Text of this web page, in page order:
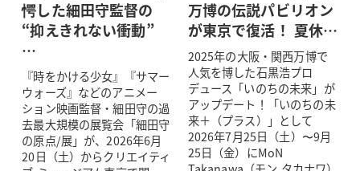
愕した細田守監督の
“抑えきれない衝動”
…
『時をかける少女』『サマー
ウォーズ』などのアニメー
ション映画監督・細田守の過
去最大規模の展覧会「細田守
の原点/展」が、2026年6月
20日（土）からクリエイティ
万博の伝説パビリオン
が東京で復活！ 夏休…
2025年の大阪・関西万博で
人気を博した石黒浩プロ
デュース「いのちの未来」が
アップデート！「いのちの未
来＋（プラス）」として
2026年7月25日（土）〜9月
25日（金）にMoN